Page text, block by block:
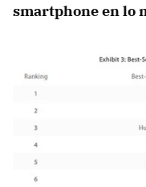
smartphone en lo